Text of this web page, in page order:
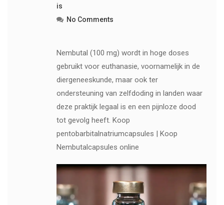
is
No Comments
Nembutal (100 mg) wordt in hoge doses
gebruikt voor euthanasie, voornamelijk in de
diergeneeskunde, maar ook ter
ondersteuning van zelfdoding in landen waar
deze praktijk legaal is en een pijnloze dood
tot gevolg heeft. Koop
pentobarbitalnatriumcapsules | Koop
Nembutalcapsules online